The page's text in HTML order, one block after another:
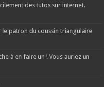
des tutos sur internet.
le patron du coussin triangulaire
à en faire un ! Vous auriez un